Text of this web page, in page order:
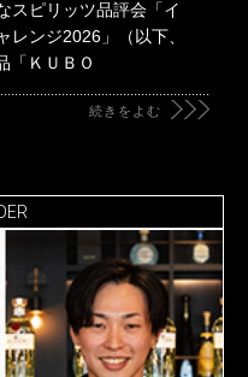
スピリッツ品評会「イ
レンジ2026」（以下、
「ＫＵＢＯ
続きをよむ